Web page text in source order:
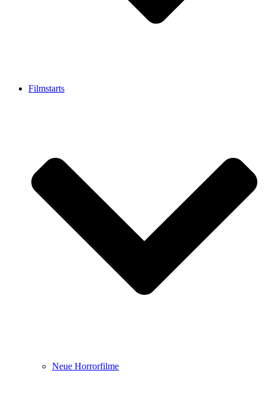
Filmstarts
Neue Horrorfilme